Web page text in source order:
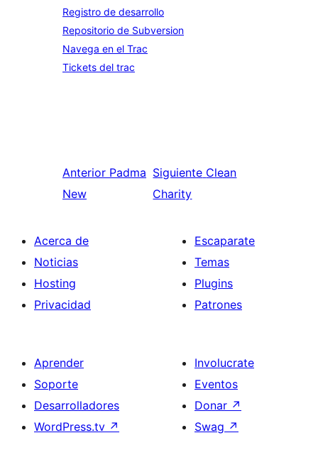
Registro de desarrollo
Repositorio de Subversion
Navega en el Trac
Tickets del trac
Anterior Padma
New
Siguiente Clean
Charity
Acerca de
Noticias
Hosting
Privacidad
Escaparate
Temas
Plugins
Patrones
Aprender
Soporte
Desarrolladores
WordPress.tv ↗
Involucrate
Eventos
Donar ↗
Swag ↗